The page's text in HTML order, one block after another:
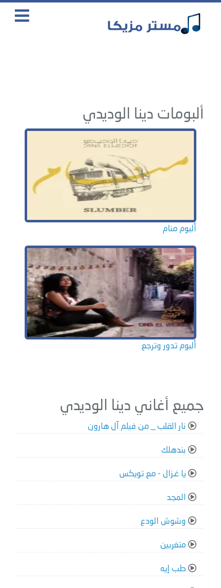
ألبومات دينا الوديدي
ألبوم منام
ألبوم تدور وترجع
جميع أغاني دينا الوديدي
نار القلب _ من فيلم آل هارون
بندهلك
يا غـزال - مع تويكس
المجد
وشوش الودع
متغربين
طب إيه